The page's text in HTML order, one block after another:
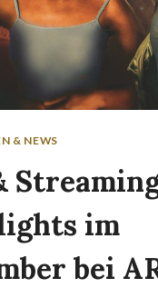
& NEWS
im
bei